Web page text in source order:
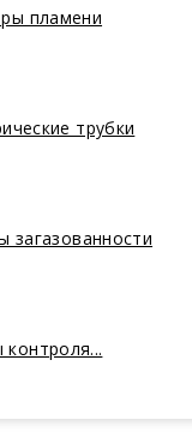
пламени
трубки
загазованности